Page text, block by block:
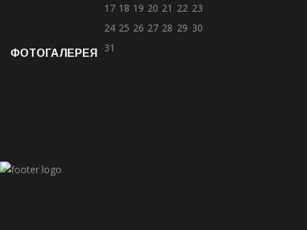
17 18 19 20 21 22 23
24 25 26 27 28 29 30
31
ФОТОГАЛЕРЕЯ